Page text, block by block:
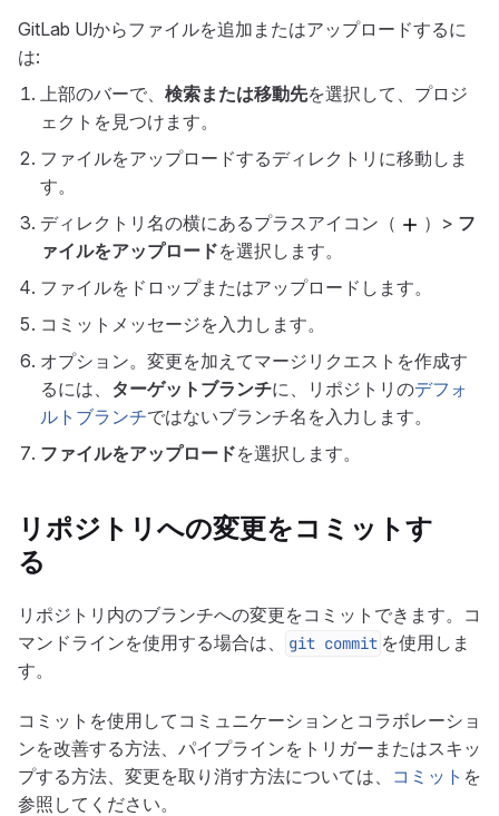
GitLab UIからファイルを追加またはアップロードするに
は:
上部のバーで、 検索または移動先を選択して、プロジ
ェクトを見つけます。
ファイルをアップロードするディレクトリに移動しま
す。
ディレクトリ名の横にあるプラスアイコン（
）> フ
ァイルをアップロードを選択します。
ファイルをドロップまたはアップロードします。
コミットメッセージを入力します。
オプション。変更を加えてマージリクエストを作成す
るには、 ターゲットブランチに、リポジトリのデフォ
ルトブランチではないブランチ名を入力します。
ファイルをアップロードを選択します。
リポジトリへの変更をコミットす
る
リポジトリ内のブランチへの変更をコミットできます。コ
マンドラインを使用する場合は、
git commit を使用しま
す。
コミットを使用してコミュニケーションとコラボレーショ
ンを改善する方法、パイプラインをトリガーまたはスキッ
プする方法、変更を取り消す方法については、 コミット を
参照してください。